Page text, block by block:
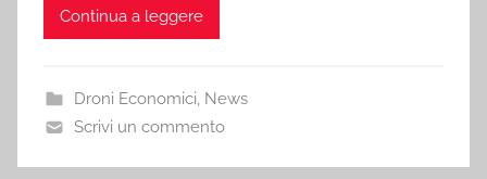
Continua a leggere
Droni Economici News
Scrivi un commento